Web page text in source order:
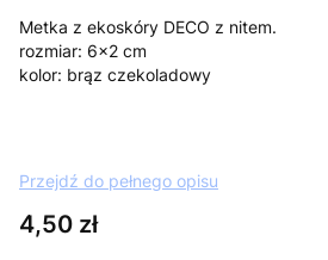
Metka z ekoskóry DECO z nitem.
rozmiar: 6x2 cm
kolor: brąz czekoladowy
Przejdź do pełnego opisu
Cena
4,50 zł